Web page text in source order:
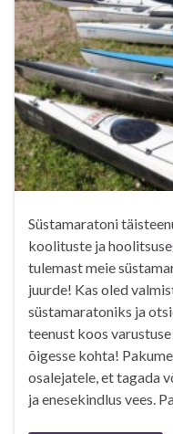
Süstamaratoni
koolituste ja
tulemast meie
juurde! Kas oled
süstamaratoniks ja
teenust koos
õigesse kohta!
osalejatele, et tagada
ja enesekindlus vees.